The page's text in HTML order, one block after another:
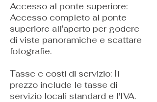
Accesso al ponte superiore:
Accesso completo al ponte
superiore all'aperto per godere
di viste panoramiche e scattare
fotografie.
Tasse e costi di servizio: Il
prezzo include le tasse di
servizio locali standard e l'IVA.